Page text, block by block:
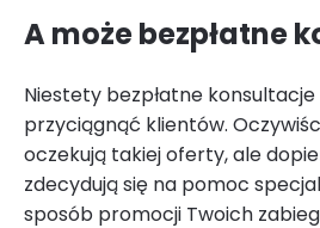
A może bezpłatne
Niestety bezpłatne konsultacje
przyciągnąć klientów.
oczekują takiej oferty, ale
zdecydują się na pomoc
sposób promocji Twoich